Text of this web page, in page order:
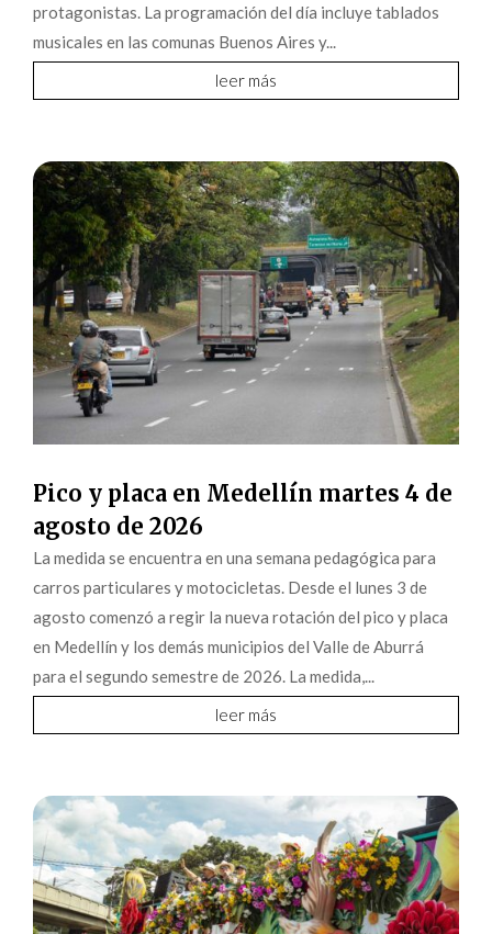
protagonistas. La programación del día incluye tablados
musicales en las comunas Buenos Aires y...
leer más
Pico y placa en Medellín martes 4 de
agosto de 2026
La medida se encuentra en una semana pedagógica para
carros particulares y motocicletas. Desde el lunes 3 de
agosto comenzó a regir la nueva rotación del pico y placa
en Medellín y los demás municipios del Valle de Aburrá
para el segundo semestre de 2026. La medida,...
leer más